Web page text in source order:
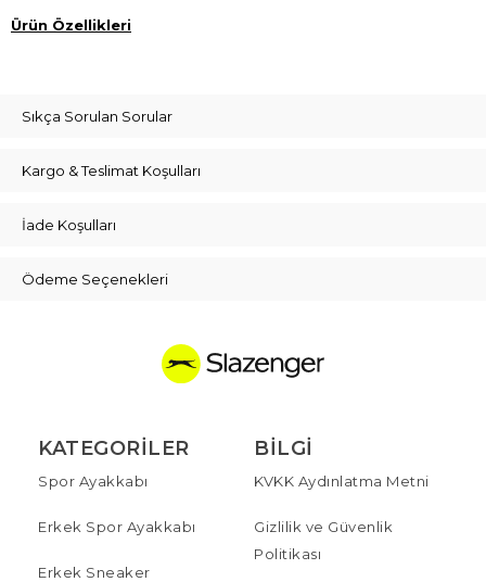
Ürün Özellikleri
Sıkça Sorulan Sorular
Kargo & Teslimat Koşulları
İade Koşulları
Ödeme Seçenekleri
KATEGORILER
Spor Ayakkabı
Erkek Spor Ayakkabı
Erkek Sneaker
BILGI
KVKK Aydınlatma Metni
Gizlilik ve Güvenlik
Politikası